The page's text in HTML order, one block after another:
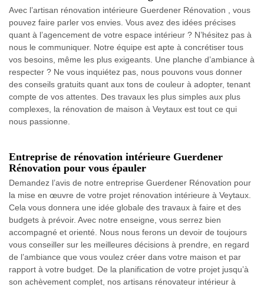
Avec l’artisan rénovation intérieure Guerdener Rénovation , vous
pouvez faire parler vos envies. Vous avez des idées précises
quant à l’agencement de votre espace intérieur ? N’hésitez pas à
nous le communiquer. Notre équipe est apte à concrétiser tous
vos besoins, même les plus exigeants. Une planche d’ambiance à
respecter ? Ne vous inquiétez pas, nous pouvons vous donner
des conseils gratuits quant aux tons de couleur à adopter, tenant
compte de vos attentes. Des travaux les plus simples aux plus
complexes, la rénovation de maison à Veytaux est tout ce qui
nous passionne.
Entreprise de rénovation intérieure Guerdener
Rénovation pour vous épauler
Demandez l’avis de notre entreprise Guerdener Rénovation pour
la mise en œuvre de votre projet rénovation intérieure à Veytaux.
Cela vous donnera une idée globale des travaux à faire et des
budgets à prévoir. Avec notre enseigne, vous serrez bien
accompagné et orienté. Nous nous ferons un devoir de toujours
vous conseiller sur les meilleures décisions à prendre, en regard
de l’ambiance que vous voulez créer dans votre maison et par
rapport à votre budget. De la planification de votre projet jusqu’à
son achèvement complet, nos artisans rénovateur intérieur à